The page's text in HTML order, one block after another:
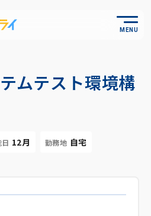
MENU
ムテスト環境構
12月 勤務地 自宅